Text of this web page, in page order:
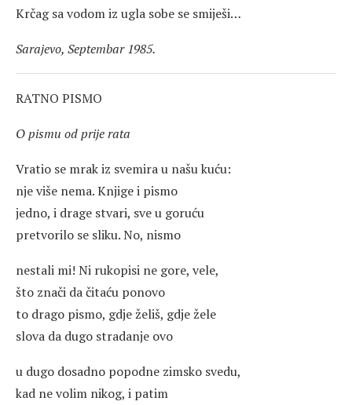
Krčag sa vodom iz ugla sobe se smiješi…
Sarajevo, Septembar 1985.
RATNO PISMO
O pismu od prije rata
Vratio se mrak iz svemira u našu kuću:
nje više nema. Knjige i pismo
jedno, i drage stvari, sve u goruću
pretvorilo se sliku. No, nismo
nestali mi! Ni rukopisi ne gore, vele,
što znači da čitaću ponovo
to drago pismo, gdje želiš, gdje žele
slova da dugo stradanje ovo
u dugo dosadno popodne zimsko svedu,
kad ne volim nikog, i patim